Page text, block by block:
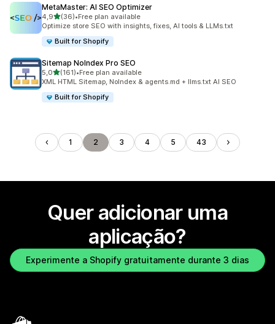
MetaMaster: AI SEO Optimizer
4,9de 5 estrelas
(36)
36 total de avaliações
•Free plan available
Optimize store SEO with insights, fixes, AI tools & LLMs.txt
Built for Shopify
Sitemap NoIndex Pro SEO
5,0de 5 estrelas
(161)
161 total de avaliações
•Free plan available
XML HTML Sitemap, NoIndex & agents.md + llms.txt AI SEO
Built for Shopify
1 2 3 4 5 43
Quer adicionar uma
aplicação?
Experimente a Shopify gratuitamente durante 3 dias